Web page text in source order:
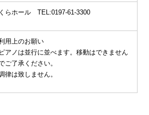
らホール TEL:0197-61-3300
用上のお願い
アノは並行に並べます。移動はできません
ご了承ください。
律は致しません。